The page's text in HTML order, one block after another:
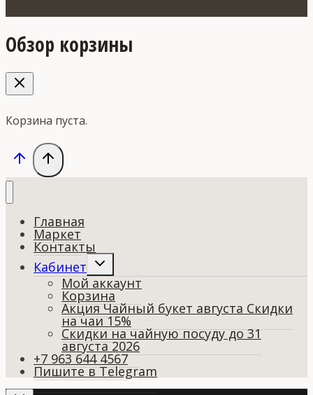
Обзор корзины
Корзина пуста.
Главная
Маркет
Контакты
Кабинет
Переключить
меню
Мой аккаунт
Корзина
Акция Чайный букет августа Скидки
на чаи 15%
Скидки на чайную посуду до 31
августа 2026
+7 963 644 4567
Пишите в Telegram